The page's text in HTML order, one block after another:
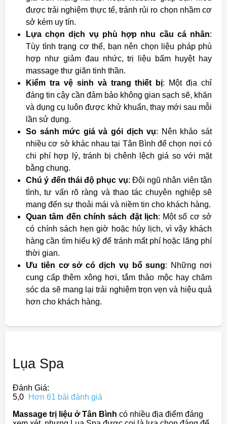
được trải nghiệm thực tế, tránh rủi ro chọn nhầm cơ
sở kém uy tín.
Lựa chọn dịch vụ phù hợp nhu cầu cá nhân:
Tùy tình trạng cơ thể, bạn nên chọn liệu pháp phù
hợp như giảm đau nhức, trị liệu bấm huyệt hay
massage thư giãn tinh thần.
Kiểm tra vệ sinh và trang thiết bị: Một địa chỉ
đáng tin cậy cần đảm bảo không gian sạch sẽ, khăn
và dụng cụ luôn được khử khuẩn, thay mới sau mỗi
lần sử dụng.
So sánh mức giá và gói dịch vụ: Nên khảo sát
nhiều cơ sở khác nhau tại Tân Bình để chọn nơi có
chi phí hợp lý, tránh bị chênh lệch giá so với mặt
bằng chung.
Chú ý đến thái độ phục vụ: Đội ngũ nhân viên tận
tình, tư vấn rõ ràng và thao tác chuyên nghiệp sẽ
mang đến sự thoải mái và niềm tin cho khách hàng.
Quan tâm đến chính sách đặt lịch: Một số cơ sở
có chính sách hẹn giờ hoặc hủy lịch, vì vậy khách
hàng cần tìm hiểu kỹ để tránh mất phí hoặc lãng phí
thời gian.
Ưu tiên cơ sở có dịch vụ bổ sung: Những nơi
cung cấp thêm xông hơi, tắm thảo mộc hay chăm
sóc da sẽ mang lại trải nghiệm trọn vẹn và hiệu quả
hơn cho khách hàng.
Lụa Spa
Đánh Giá:
5,0
Hơn 61 bài đánh giá
Massage trị liệu ở Tân Bình có nhiều địa điểm đáng